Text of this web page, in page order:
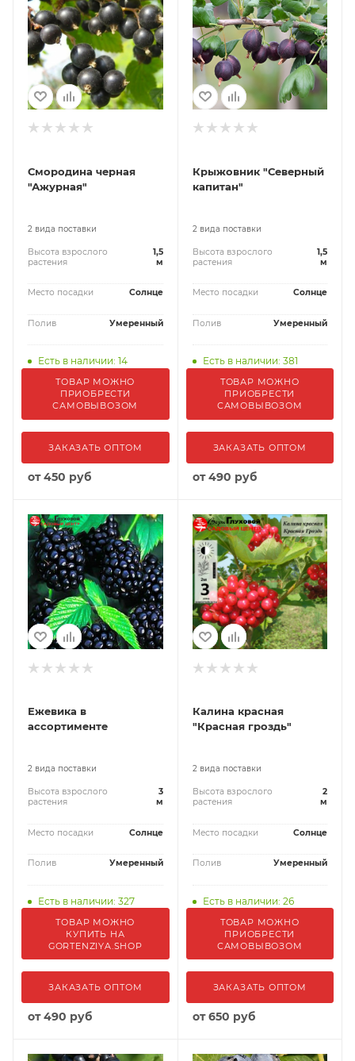
Смородина черная
"Ажурная"
2 вида поставки
Высота взрослого
растения
1,5
м
Место посадки Солнце
Полив Умеренный
Есть в наличии: 14
ТОВАР МОЖНО
ПРИОБРЕСТИ
САМОВЫВОЗОМ
ЗАКАЗАТЬ ОПТОМ
от450 руб
Крыжовник "Северный
капитан"
2 вида поставки
Высота взрослого
растения
1,5
м
Место посадки Солнце
Полив Умеренный
Есть в наличии: 381
ТОВАР МОЖНО
ПРИОБРЕСТИ
САМОВЫВОЗОМ
ЗАКАЗАТЬ ОПТОМ
от490 руб
Ежевика в
ассортименте
2 вида поставки
Высота взрослого
растения
3
м
Место посадки Солнце
Полив Умеренный
Есть в наличии: 327
ТОВАР МОЖНО
КУПИТЬ НА
GORTENZIYA.SHOP
ЗАКАЗАТЬ ОПТОМ
от490 руб
Калина красная
"Красная гроздь"
2 вида поставки
Высота взрослого
растения
2
м
Место посадки Солнце
Полив Умеренный
Есть в наличии: 26
ТОВАР МОЖНО
ПРИОБРЕСТИ
САМОВЫВОЗОМ
ЗАКАЗАТЬ ОПТОМ
от650 руб